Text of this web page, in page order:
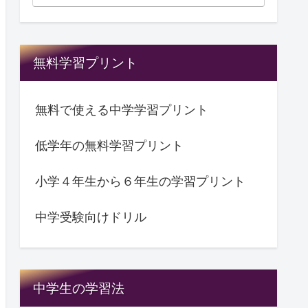
無料学習プリント
無料で使える中学学習プリント
低学年の無料学習プリント
小学４年生から６年生の学習プリント
中学受験向けドリル
中学生の学習法